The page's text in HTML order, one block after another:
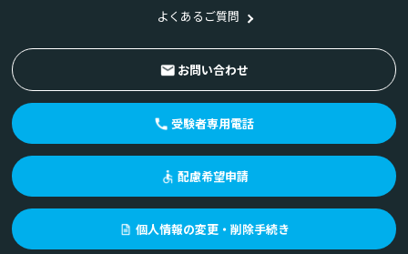
よくあるご質問
お問い合わせ
受験者専用電話
配慮希望申請
個人情報の変更・削除手続き